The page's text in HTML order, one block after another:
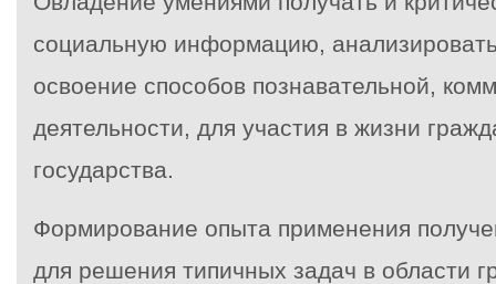
социальную информацию,
освоение способов познавательной,
деятельности, для участия в жизни
государства.
Формирование опыта применения
для решения типичных задач в области